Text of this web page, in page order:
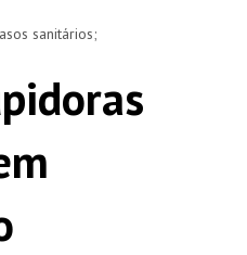
sanitários;